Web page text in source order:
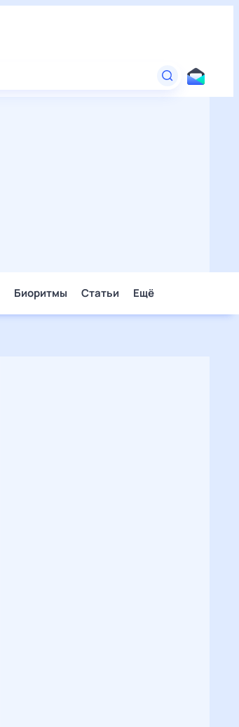
Биоритмы Статьи Ещё